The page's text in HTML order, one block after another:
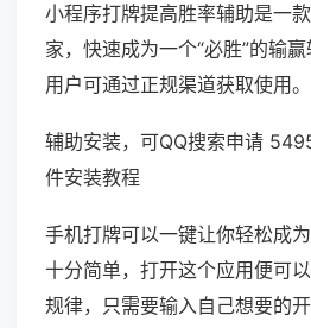
小程序打牌提高胜率辅助是一
家，快速成为一个“必胜”的输
用户可通过正规渠道获取使用。
辅助安装，可QQ搜索申请
件安装教程
手机打牌可以一键让你轻松成
十分简单，打开这个应用便可
规律，只需要输入自己想要的